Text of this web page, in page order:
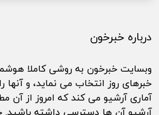
درباره خبرخون
وبسایت خبرخون به روشی کاملا
خبرهای روز انتخاب می نماید، و
آماری آرشیو می کند که امروز از آن